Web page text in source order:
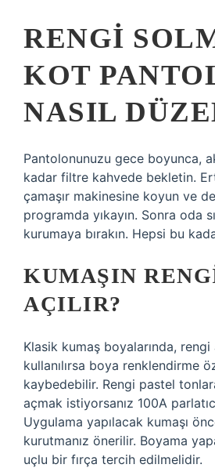
RENGI
KOT
NASIL
Pantolonunuzu gece boyunca,
kadar filtre kahvede bekletin.
çamaşır makinesine koyun ve
programda yıkayın. Sonra oda
kurumaya bırakın. Hepsi bu
KUMAŞIN
AÇILIR?
Klasik kumaş boyalarında,
kullanılırsa boya renklendirme
kaybedebilir. Rengi pastel
açmak istiyorsanız 100A
Uygulama yapılacak kumaşı
kurutmanız önerilir. Boyama
uçlu bir fırça tercih edilmelidir.